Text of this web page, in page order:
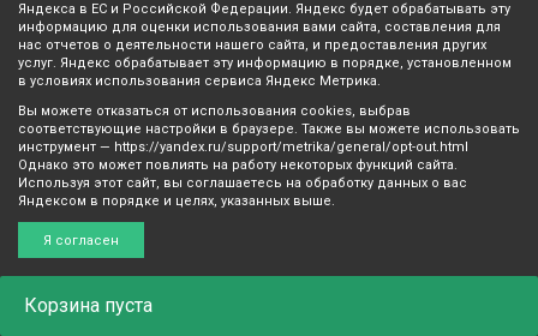
Корзина пуста
Яндекса в ЕС и Российской Федерации. Яндекс будет обрабатывать эту
информацию для оценки использования вами сайта, составления для
нас отчетов о деятельности нашего сайта, и предоставления других
услуг. Яндекс обрабатывает эту информацию в порядке, установленном
в условиях использования сервиса Яндекс Метрика.
Вы можете отказаться от использования cookies, выбрав
соответствующие настройки в браузере. Также вы можете использовать
инструмент — https://yandex.ru/support/metrika/general/opt-out.html
Однако это может повлиять на работу некоторых функций сайта.
Используя этот сайт, вы соглашаетесь на обработку данных о вас
Яндексом в порядке и целях, указанных выше.
Я согласен